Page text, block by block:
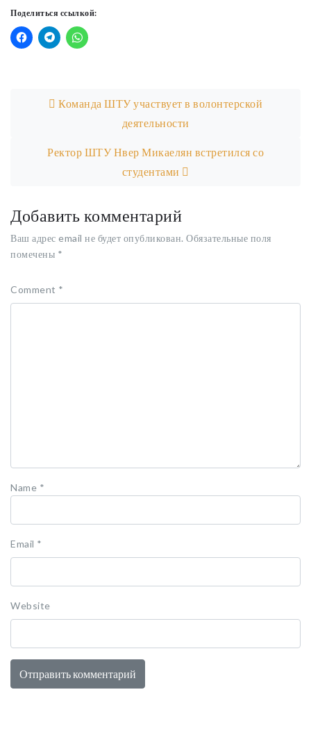
Поделиться ссылкой:
Команда ШТУ участвует в волонтерской
деятельности
Ректор ШТУ Нвер Микаелян встретился со
студентами
Добавить комментарий
Ваш адрес email не будет опубликован. Обязательные поля
помечены *
Comment *
Name *
Email *
Website